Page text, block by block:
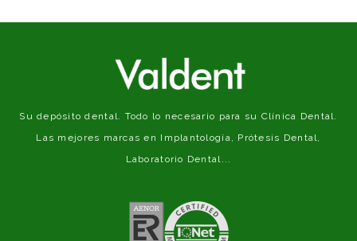
Su depósito dental. Todo lo necesario para su Clínica Dental.
Las mejores marcas en Implantología, Prótesis Dental,
Laboratorio Dental...